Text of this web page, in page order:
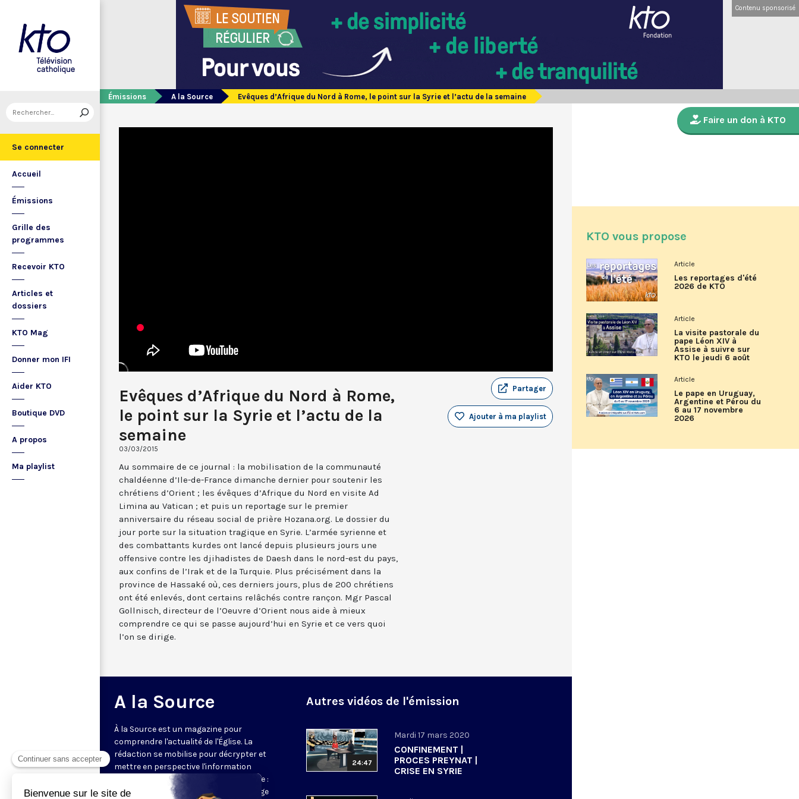
Se connecter
Accueil
Émissions
Grille des
programmes
Recevoir KTO
Articles et
dossiers
KTO Mag
Donner mon IFI
Aider KTO
Boutique DVD
A propos
Ma playlist
Contenu sponsorisé
Émissions A la Source Evêques d’Afrique du Nord à Rome, le point sur la Syrie et l’actu de la semaine
Evêques d’Afrique du Nord à Rome,
le point sur la Syrie et l’actu de la
semaine
03/03/2015
Partager
Ajouter à ma playlist
Au sommaire de ce journal : la mobilisation de la communauté
chaldéenne d’Ile-de-France dimanche dernier pour soutenir les
chrétiens d’Orient ; les évêques d’Afrique du Nord en visite Ad
Limina au Vatican ; et puis un reportage sur le premier
anniversaire du réseau social de prière Hozana.org. Le dossier du
jour porte sur la situation tragique en Syrie. L’armée syrienne et
des combattants kurdes ont lancé depuis plusieurs jours une
offensive contre les djihadistes de Daesh dans le nord-est du pays,
aux confins de l’Irak et de la Turquie. Plus précisément dans la
province de Hassaké où, ces derniers jours, plus de 200 chrétiens
ont été enlevés, dont certains relâchés contre rançon. Mgr Pascal
Gollnisch, directeur de l’Oeuvre d’Orient nous aide à mieux
comprendre ce qui se passe aujourd’hui en Syrie et ce vers quoi
l’on se dirige.
A la Source
À la Source est un magazine pour
comprendre l'actualité de l'Église. La
rédaction se mobilise pour décrypter et
mettre en perspective l'information
religieuse de la semaine. Au programme :
reportages, revue de presse, décryptage
Autres vidéos de l'émission
24:47
Mardi 17 mars 2020
CONFINEMENT |
PROCES PREYNAT |
CRISE EN SYRIE
Faire un don à KTO
KTO vous propose
Article
Les reportages d'été
2026 de KTO
Article
La visite pastorale du
pape Léon XIV à
Assise à suivre sur
KTO le jeudi 6 août
Article
Le pape en Uruguay,
Argentine et Pérou du
6 au 17 novembre
2026